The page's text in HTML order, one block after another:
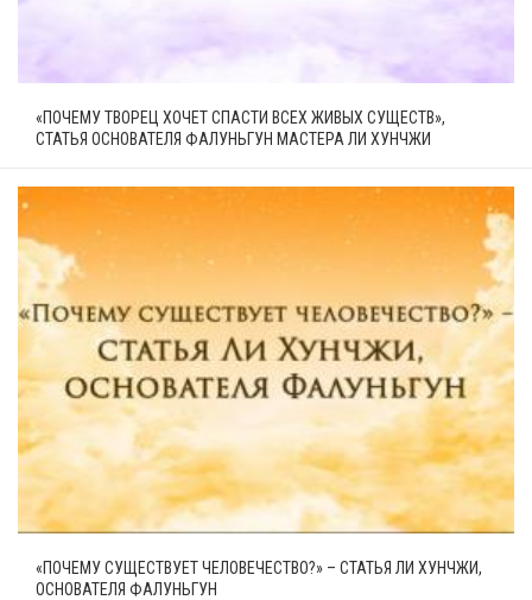
«ПОЧЕМУ ТВОРЕЦ ХОЧЕТ СПАСТИ ВСЕХ ЖИВЫХ СУЩЕСТВ»,
СТАТЬЯ ОСНОВАТЕЛЯ ФАЛУНЬГУН МАСТЕРА ЛИ ХУНЧЖИ
«ПОЧЕМУ СУЩЕСТВУЕТ ЧЕЛОВЕЧЕСТВО?» – СТАТЬЯ ЛИ ХУНЧЖИ,
ОСНОВАТЕЛЯ ФАЛУНЬГУН